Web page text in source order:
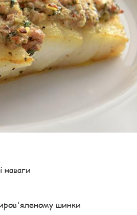
наваги
шинки